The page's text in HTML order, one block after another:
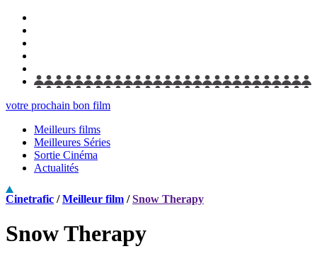
votre prochain bon film
Meilleurs films
Meilleures Séries
Sortie Cinéma
Actualités
Cinetrafic /Meilleur film /Snow Therapy
Snow Therapy